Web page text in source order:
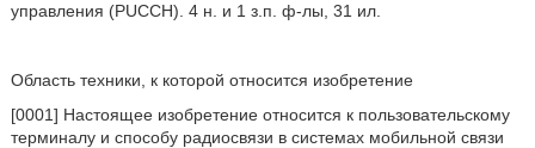
управления (PUCCH). 4 н. и 1 з.п. ф-лы, 31 ил.
Область техники, к которой относится изобретение
[0001] Настоящее изобретение относится к пользовательскому
терминалу и способу радиосвязи в системах мобильной связи